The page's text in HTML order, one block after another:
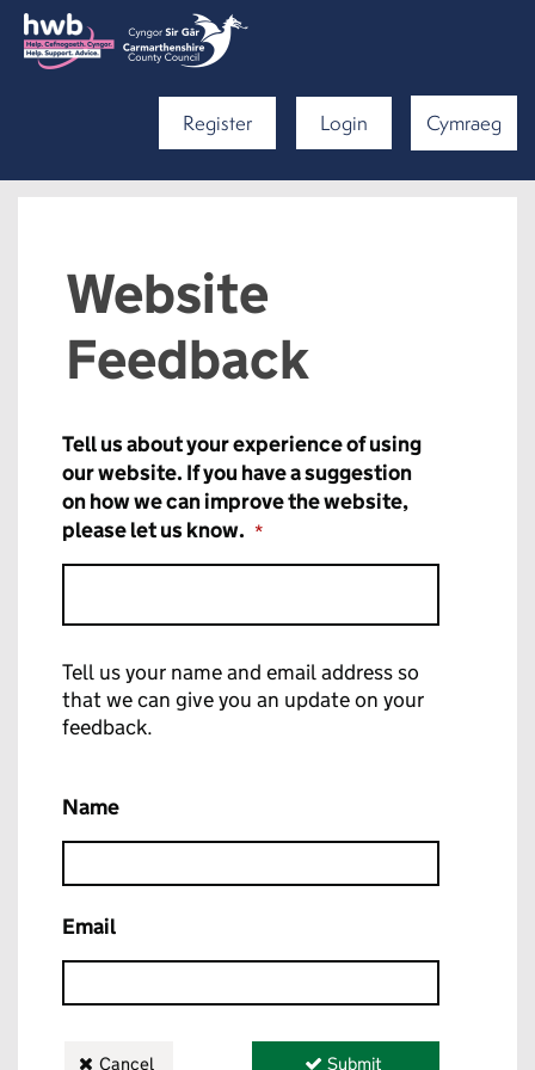
Register Login Cymraeg